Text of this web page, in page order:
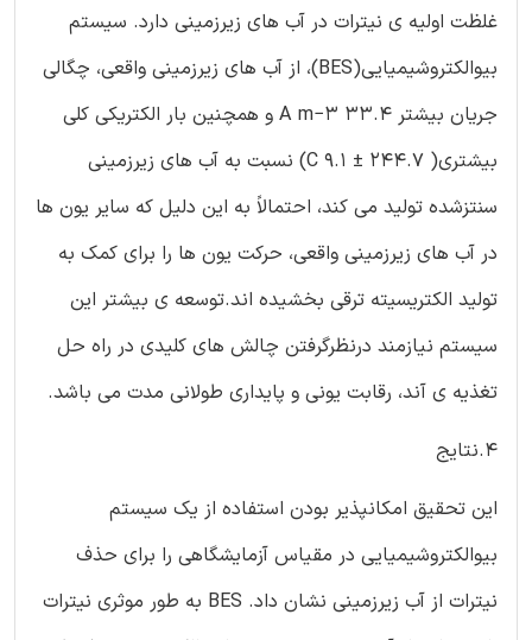
غلظت اولیه ی نیترات در آب های زیرزمینی دارد. سیستم
بیوالکتروشیمیایی(BES)، از آب های زیرزمینی واقعی، چگالی
جریان بیشتر 33.4 A m−3 و همچنین بار الکتریکی کلی
بیشتری( 244.7 ± 9.1 C) نسبت به آب های زیرزمینی
سنتزشده تولید می کند، احتمالاً به این دلیل که سایر یون ها
در آب های زیرزمینی واقعی، حرکت یون ها را برای کمک به
تولید الکتریسیته ترقی بخشیده اند.توسعه ی بیشتر این
سیستم نیازمند درنظرگرفتن چالش های کلیدی در راه حل
تغذیه ی آند، رقابت یونی و پایداری طولانی مدت می باشد.
4.نتایج
این تحقیق امکانپذیر بودن استفاده از یک سیستم
بیوالکتروشیمیایی در مقیاس آزمایشگاهی را برای حذف
نیترات از آب زیرزمینی نشان داد. BES به طور موثری نیترات